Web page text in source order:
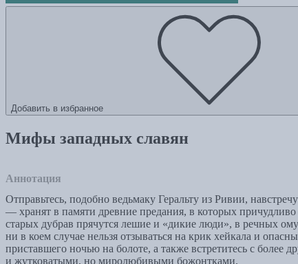
Добавить в избранное
Мифы западных славян
Аннотация
Отправьтесь, подобно ведьмаку Геральту из Ривии,
— хранят в памяти древние предания, в которых
старых дубрав прячутся лешие и «дикие люди», в речных
ни в коем случае нельзя отзываться на крик хейкала и
приставшего ночью на болоте, а также встретитесь с
и жутковатыми, но миролюбивыми божонтками.